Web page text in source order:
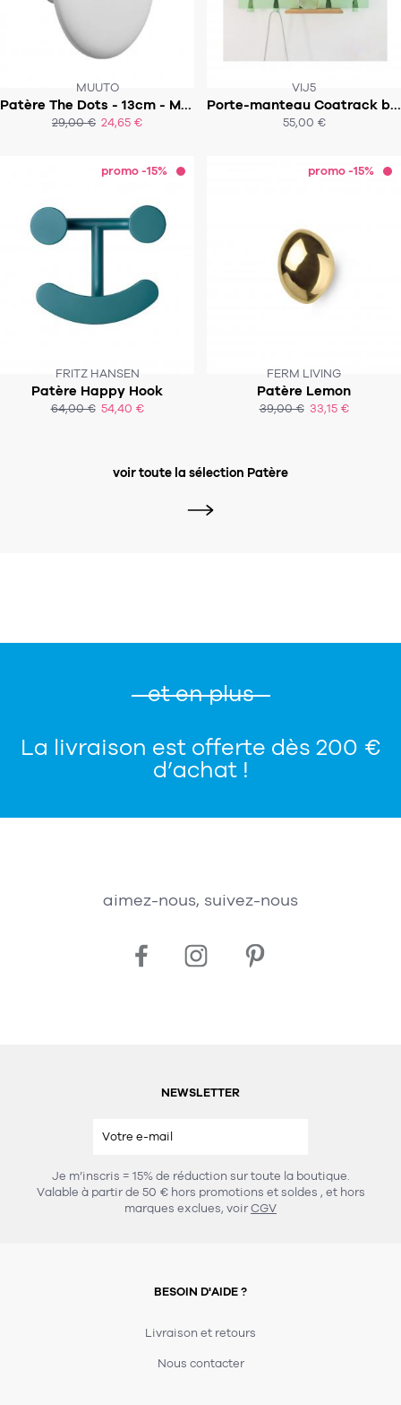
MUUTO
Patère The Dots - 13cm - Medium (à l'unité)
29,00 € 24,65 €
ACHAT EXPRESS
VIJ5
Porte-manteau Coatrack by the Meter 50 cm
55,00 €
ACHAT EXPRESS
promo -15%
FRITZ HANSEN
Patère Happy Hook
64,00 € 54,40 €
ACHAT EXPRESS
promo -15%
FERM LIVING
Patère Lemon
39,00 € 33,15 €
ACHAT EXPRESS
voir toute la sélection Patère
et en plus
La livraison est offerte dès 200 €
d’achat !
aimez-nous, suivez-nous
NEWSLETTER
Je m’inscris = 15% de réduction sur toute la boutique.
Valable à partir de 50 € hors promotions et soldes , et hors
marques exclues, voirCGV
BESOIN D'AIDE ?
Livraison et retours
Nous contacter